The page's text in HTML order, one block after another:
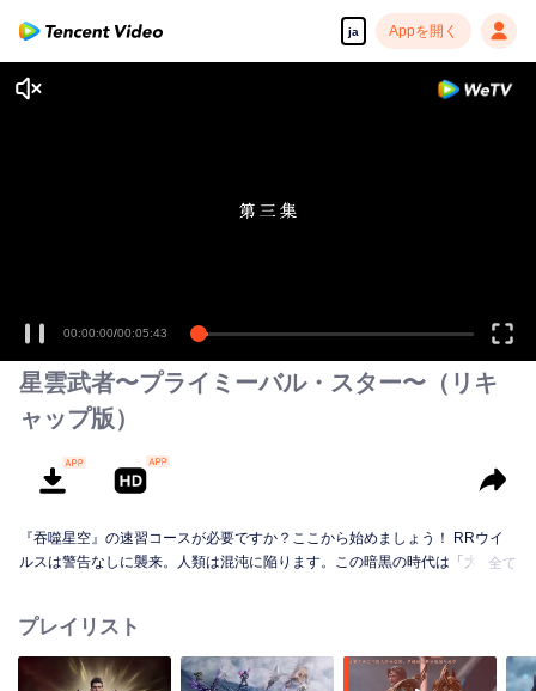
ja Appを開く
00:00:00/00:05:43
星雲武者〜プライミーバル・スター〜（リキ
ャップ版）
『吞噬星空』の速習コースが必要ですか？ここから始めましょう！ RRウイ
ルスは警告なしに襲来。人類は混沌に陥ります。この暗黒の時代は「大涅槃
なりました。 羅峰は武者の仲間入りを夢見ています。その道は過酷です。ま
ず、彼は環境から受ける目に見えない圧力と戦わねばなりません。苦労の絶
えない家庭に生まれ、施しなどなく、ただ厳しい現実があるのみ。絶え間な
全て
プレイリスト